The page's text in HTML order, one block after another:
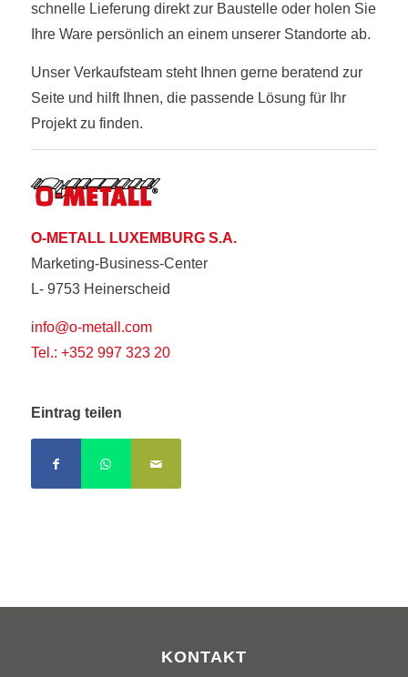
schnelle Lieferung direkt zur Baustelle oder holen Sie
Ihre Ware persönlich an einem unserer Standorte ab.
Unser Verkaufsteam steht Ihnen gerne beratend zur
Seite und hilft Ihnen, die passende Lösung für Ihr
Projekt zu finden.
O-METALL LUXEMBURG S.A.
Marketing-Business-Center
L- 9753 Heinerscheid
info@o-metall.com
Tel.: +352 997 323 20
Eintrag teilen
KONTAKT